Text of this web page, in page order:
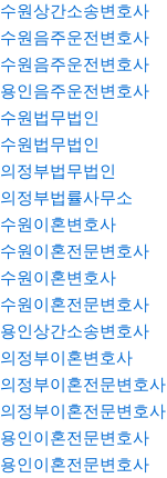
수원상간소송변호사
수원음주운전변호사
수원음주운전변호사
용인음주운전변호사
수원법무법인
수원법무법인
의정부법무법인
의정부법률사무소
수원이혼변호사
수원이혼전문변호사
수원이혼변호사
수원이혼전문변호사
용인상간소송변호사
의정부이혼변호사
의정부이혼전문변호사
의정부이혼전문변호사
용인이혼전문변호사
용인이혼전문변호사